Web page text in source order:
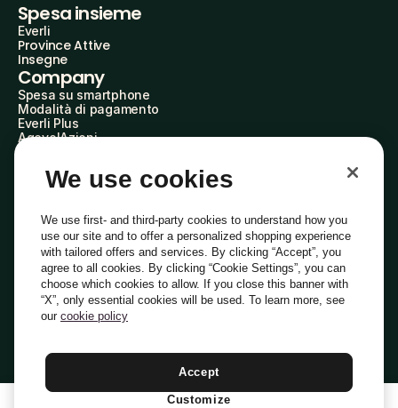
Spesa insieme
Everli
Province Attive
Insegne
Company
Spesa su smartphone
Modalità di pagamento
Everli Plus
AgevolAzioni
Everli Shoppers
Scopri chi siamo
Domande frequenti
Lavora con noi
Diventa Shopper
Investitori
PrivacyCookiePreferenze Cookie
Termini e Condizioni
Italiano
We use cookies
We use first- and third-party cookies to understand how you
use our site and to offer a personalized shopping experience
with tailored offers and services. By clicking “Accept”, you
agree to all cookies. By clicking “Cookie Settings”, you can
choose which cookies to allow. If you close this banner with
“X”, only essential cookies will be used. To learn more, see
our cookie policy
Accept
Customize